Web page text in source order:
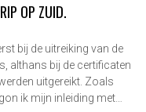
OP ZUID.
bij de uitreiking van de
althans bij de certificaten
uitgereikt. Zoals
ik mijn inleiding met…